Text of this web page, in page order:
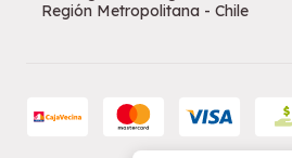
Región Metropolitana - Chile